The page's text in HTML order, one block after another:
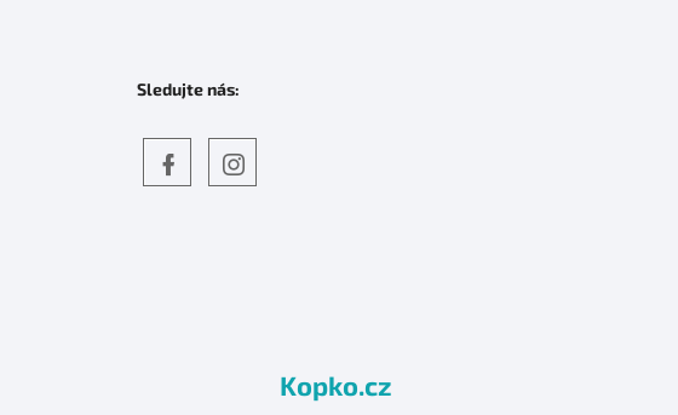
Sledujte nás:
Kopko.cz